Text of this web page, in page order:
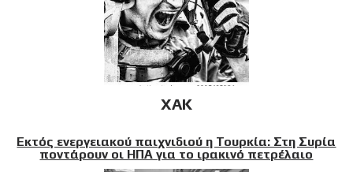
XAK
Εκτός ενεργειακού παιχνιδιού η Τουρκία: Στη Συρία
ποντάρουν οι ΗΠΑ για το ιρακινό πετρέλαιο